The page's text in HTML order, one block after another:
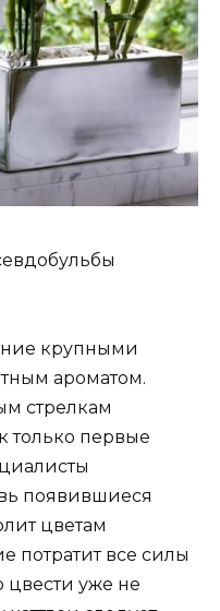
крупными
ароматом.
стрелкам
только первые
появившиеся
цветам
потратит все силы
цвести уже не